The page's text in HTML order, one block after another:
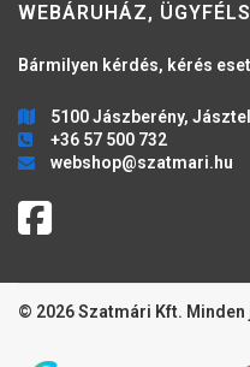
WEBÁRUHÁZ,
Bármilyen kérdés, kérés
5100 Jászberény,
+36 57 500 732
webshop@szatmari.hu
© 2026 Szatmári Kft.